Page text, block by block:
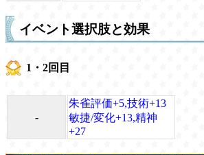
イベント選択肢と効果
1・2回目
-
朱雀評価+5,技術+13
敏捷/変化+13,精神
+27